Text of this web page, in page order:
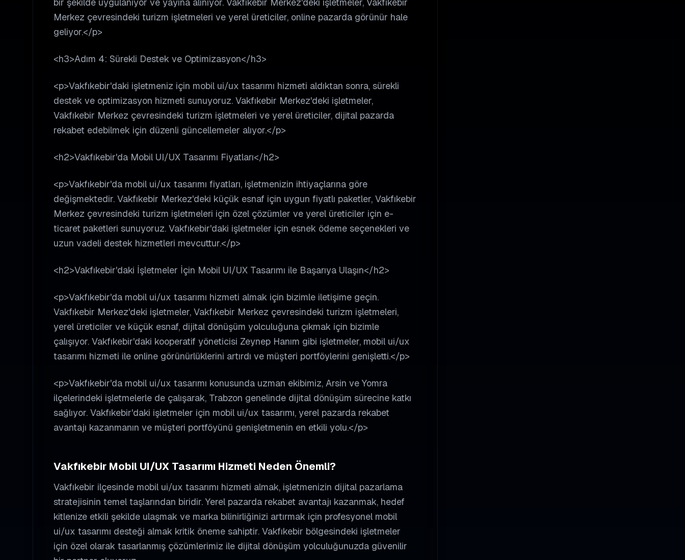
Merkez çevresindeki turizm işletmeleri ve yerel üreticiler, online pazarda görünür hale
geliyor.</p>
<h3>Adım 4: Sürekli Destek ve Optimizasyon</h3>
<p>Vakfıkebir'daki işletmeniz için mobil ui/ux tasarımı hizmeti aldıktan sonra, sürekli
destek ve optimizasyon hizmeti sunuyoruz. Vakfıkebir Merkez'deki işletmeler,
Vakfıkebir Merkez çevresindeki turizm işletmeleri ve yerel üreticiler, dijital pazarda
rekabet edebilmek için düzenli güncellemeler alıyor.</p>
<h2>Vakfıkebir'da Mobil UI/UX Tasarımı Fiyatları</h2>
<p>Vakfıkebir'da mobil ui/ux tasarımı fiyatları, işletmenizin ihtiyaçlarına göre
değişmektedir. Vakfıkebir Merkez'deki küçük esnaf için uygun fiyatlı paketler, Vakfıkebir
Merkez çevresindeki turizm işletmeleri için özel çözümler ve yerel üreticiler için e-
ticaret paketleri sunuyoruz. Vakfıkebir'daki işletmeler için esnek ödeme seçenekleri ve
uzun vadeli destek hizmetleri mevcuttur.</p>
<h2>Vakfıkebir'daki İşletmeler İçin Mobil UI/UX Tasarımı ile Başarıya Ulaşın</h2>
<p>Vakfıkebir'da mobil ui/ux tasarımı hizmeti almak için bizimle iletişime geçin.
Vakfıkebir Merkez'deki işletmeler, Vakfıkebir Merkez çevresindeki turizm işletmeleri,
yerel üreticiler ve küçük esnaf, dijital dönüşüm yolculuğuna çıkmak için bizimle
çalışıyor. Vakfıkebir'daki kooperatif yöneticisi Zeynep Hanım gibi işletmeler, mobil ui/ux
tasarımı hizmeti ile online görünürlüklerini artırdı ve müşteri portföylerini genişletti.</p>
<p>Vakfıkebir'da mobil ui/ux tasarımı konusunda uzman ekibimiz, Arsin ve Yomra
ilçelerindeki işletmelerle de çalışarak, Trabzon genelinde dijital dönüşüm sürecine katkı
sağlıyor. Vakfıkebir'daki işletmeler için mobil ui/ux tasarımı, yerel pazarda rekabet
avantajı kazanmanın ve müşteri portföyünü genişletmenin en etkili yolu.</p>
Vakfıkebir Mobil UI/UX Tasarımı Hizmeti Neden Önemli?
Vakfıkebir ilçesinde mobil ui/ux tasarımı hizmeti almak, işletmenizin dijital pazarlama
stratejisinin temel taşlarından biridir. Yerel pazarda rekabet avantajı kazanmak, hedef
kitlenize etkili şekilde ulaşmak ve marka bilinirliğinizi artırmak için profesyonel mobil
ui/ux tasarımı desteği almak kritik öneme sahiptir. Vakfıkebir bölgesindeki işletmeler
için özel olarak tasarlanmış çözümlerimiz ile dijital dönüşüm yolculuğunuzda güvenilir